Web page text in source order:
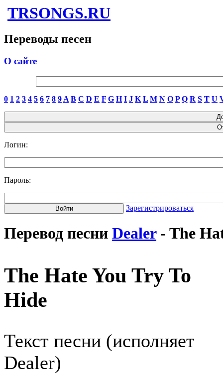
TRSONGS.RU
Переводы песен
О сайте
0 1 2 3 4 5 6 7 8 9 A B C D E F G H I J K L M N O P Q R S T U
Логин:
Пароль:
Зарегистрироваться
Перевод песни Dealer- The
The Hate You Try To
Hide
Текст песни (исполняет
Dealer)